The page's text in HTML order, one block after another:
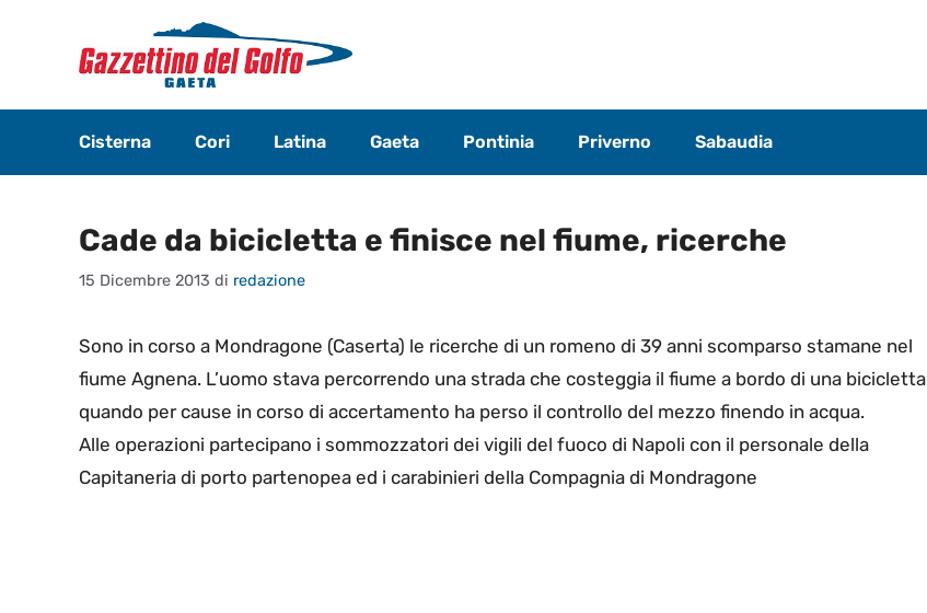
contenuto
Cisterna Cori Latina Gaeta Pontinia Priverno Sabaudia
Cade da bicicletta e finisce nel fiume, ricerche
15 Dicembre 2013 di redazione
Sono in corso a Mondragone (Caserta) le ricerche di un romeno di 39 anni scomparso stamane nel
fiume Agnena. L’uomo stava percorrendo una strada che costeggia il fiume a bordo di una bicicletta
quando per cause in corso di accertamento ha perso il controllo del mezzo finendo in acqua.
Alle operazioni partecipano i sommozzatori dei vigili del fuoco di Napoli con il personale della
Capitaneria di porto partenopea ed i carabinieri della Compagnia di Mondragone